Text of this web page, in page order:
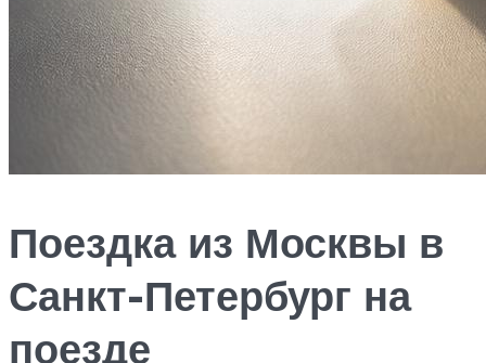
Поездка из Москвы в
Санкт-Петербург на
поезде